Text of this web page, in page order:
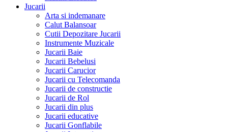
Jucarii
Arta si indemanare
Calut Balansoar
Cutii Depozitare Jucarii
Instrumente Muzicale
Jucarii Baie
Jucarii Bebelusi
Jucarii Carucior
Jucarii cu Telecomanda
Jucarii de constructie
Jucarii de Rol
Jucarii din plus
Jucarii educative
Jucarii Gonflabile